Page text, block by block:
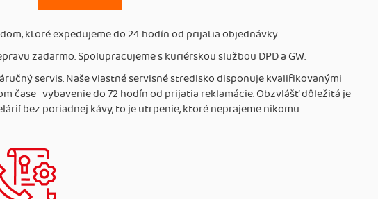
ktoré expedujeme do 24 hodín od prijatia objednávky.
zadarmo. Spolupracujeme s kuriérskou službou DPD a GW.
servis. Naše vlastné servisné stredisko disponuje kvalifikovanými
čase- vybavenie do 72 hodín od prijatia reklamácie. Obzvlášť dôležitá je
bez poriadnej kávy, to je utrpenie, ktoré neprajeme nikomu.